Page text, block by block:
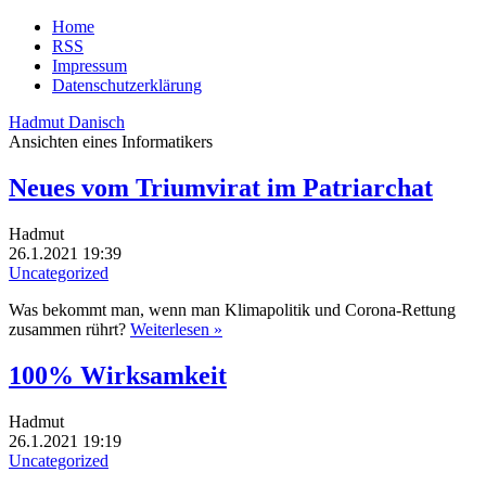
Home
RSS
Impressum
Datenschutzerklärung
Hadmut Danisch
Ansichten eines Informatikers
Neues vom Triumvirat im Patriarchat
Hadmut
26.1.2021 19:39
Uncategorized
Was bekommt man, wenn man Klimapolitik und Corona-Rettung
zusammen rührt? Weiterlesen »
100% Wirksamkeit
Hadmut
26.1.2021 19:19
Uncategorized